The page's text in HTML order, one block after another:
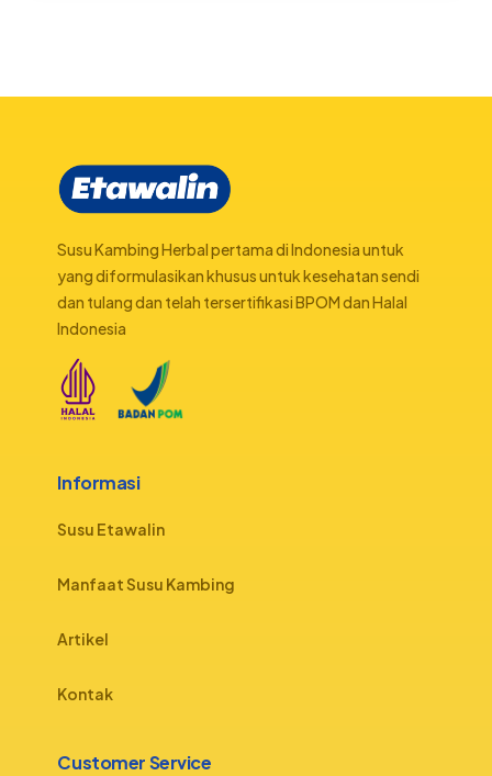
Susu Kambing Herbal pertama di Indonesia untuk
yang diformulasikan khusus untuk kesehatan sendi
dan tulang dan telah tersertifikasi BPOM dan Halal
Indonesia
Informasi
Susu Etawalin
Manfaat Susu Kambing
Artikel
Kontak
Customer Service